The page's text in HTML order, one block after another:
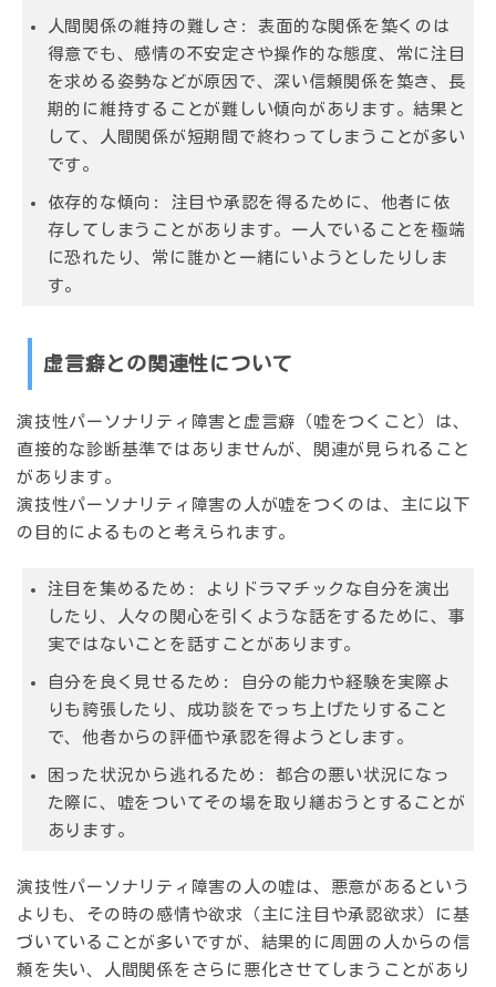
人間関係の維持の難しさ:
表面的な関係を築くのは
得意でも、感情の不安定さや操作的な態度、常に注目
を求める姿勢などが原因で、深い信頼関係を築き、長
期的に維持することが難しい傾向があります。結果と
して、人間関係が短期間で終わってしまうことが多い
です。
依存的な傾向:
注目や承認を得るために、他者に依
存してしまうことがあります。一人でいることを極端
に恐れたり、常に誰かと一緒にいようとしたりしま
す。
虚言癖との関連性について
演技性パーソナリティ障害と虚言癖（嘘をつくこと）は、
直接的な診断基準ではありませんが、関連が見られること
があります。
演技性パーソナリティ障害の人が嘘をつくのは、 主に以下
の目的 によるものと考えられます。
注目を集めるため:
よりドラマチックな自分を演出
したり、人々の関心を引くような話をするために、事
実ではないことを話すことがあります。
自分を良く見せるため:
自分の能力や経験を実際よ
りも誇張したり、成功談をでっち上げたりすること
で、他者からの評価や承認を得ようとします。
困った状況から逃れるため:
都合の悪い状況になっ
た際に、嘘をついてその場を取り繕おうとすることが
あります。
演技性パーソナリティ障害の人の嘘は、悪意があるという
よりも、 その時の感情や欲求（主に注目や承認欲求）に基
づいている ことが多いですが、結果的に周囲の人からの信
頼を失い、人間関係をさらに悪化させてしまうことがあり